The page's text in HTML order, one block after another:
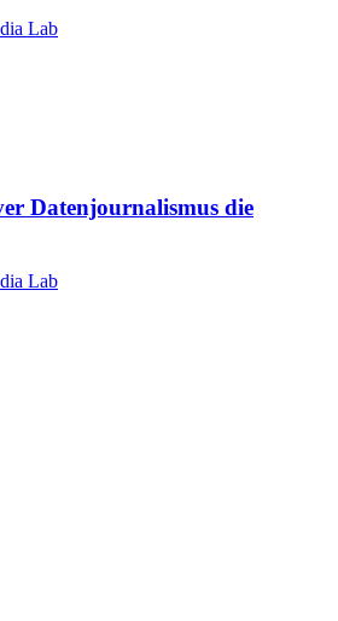
Lab
Datenjournalismus die
Lab